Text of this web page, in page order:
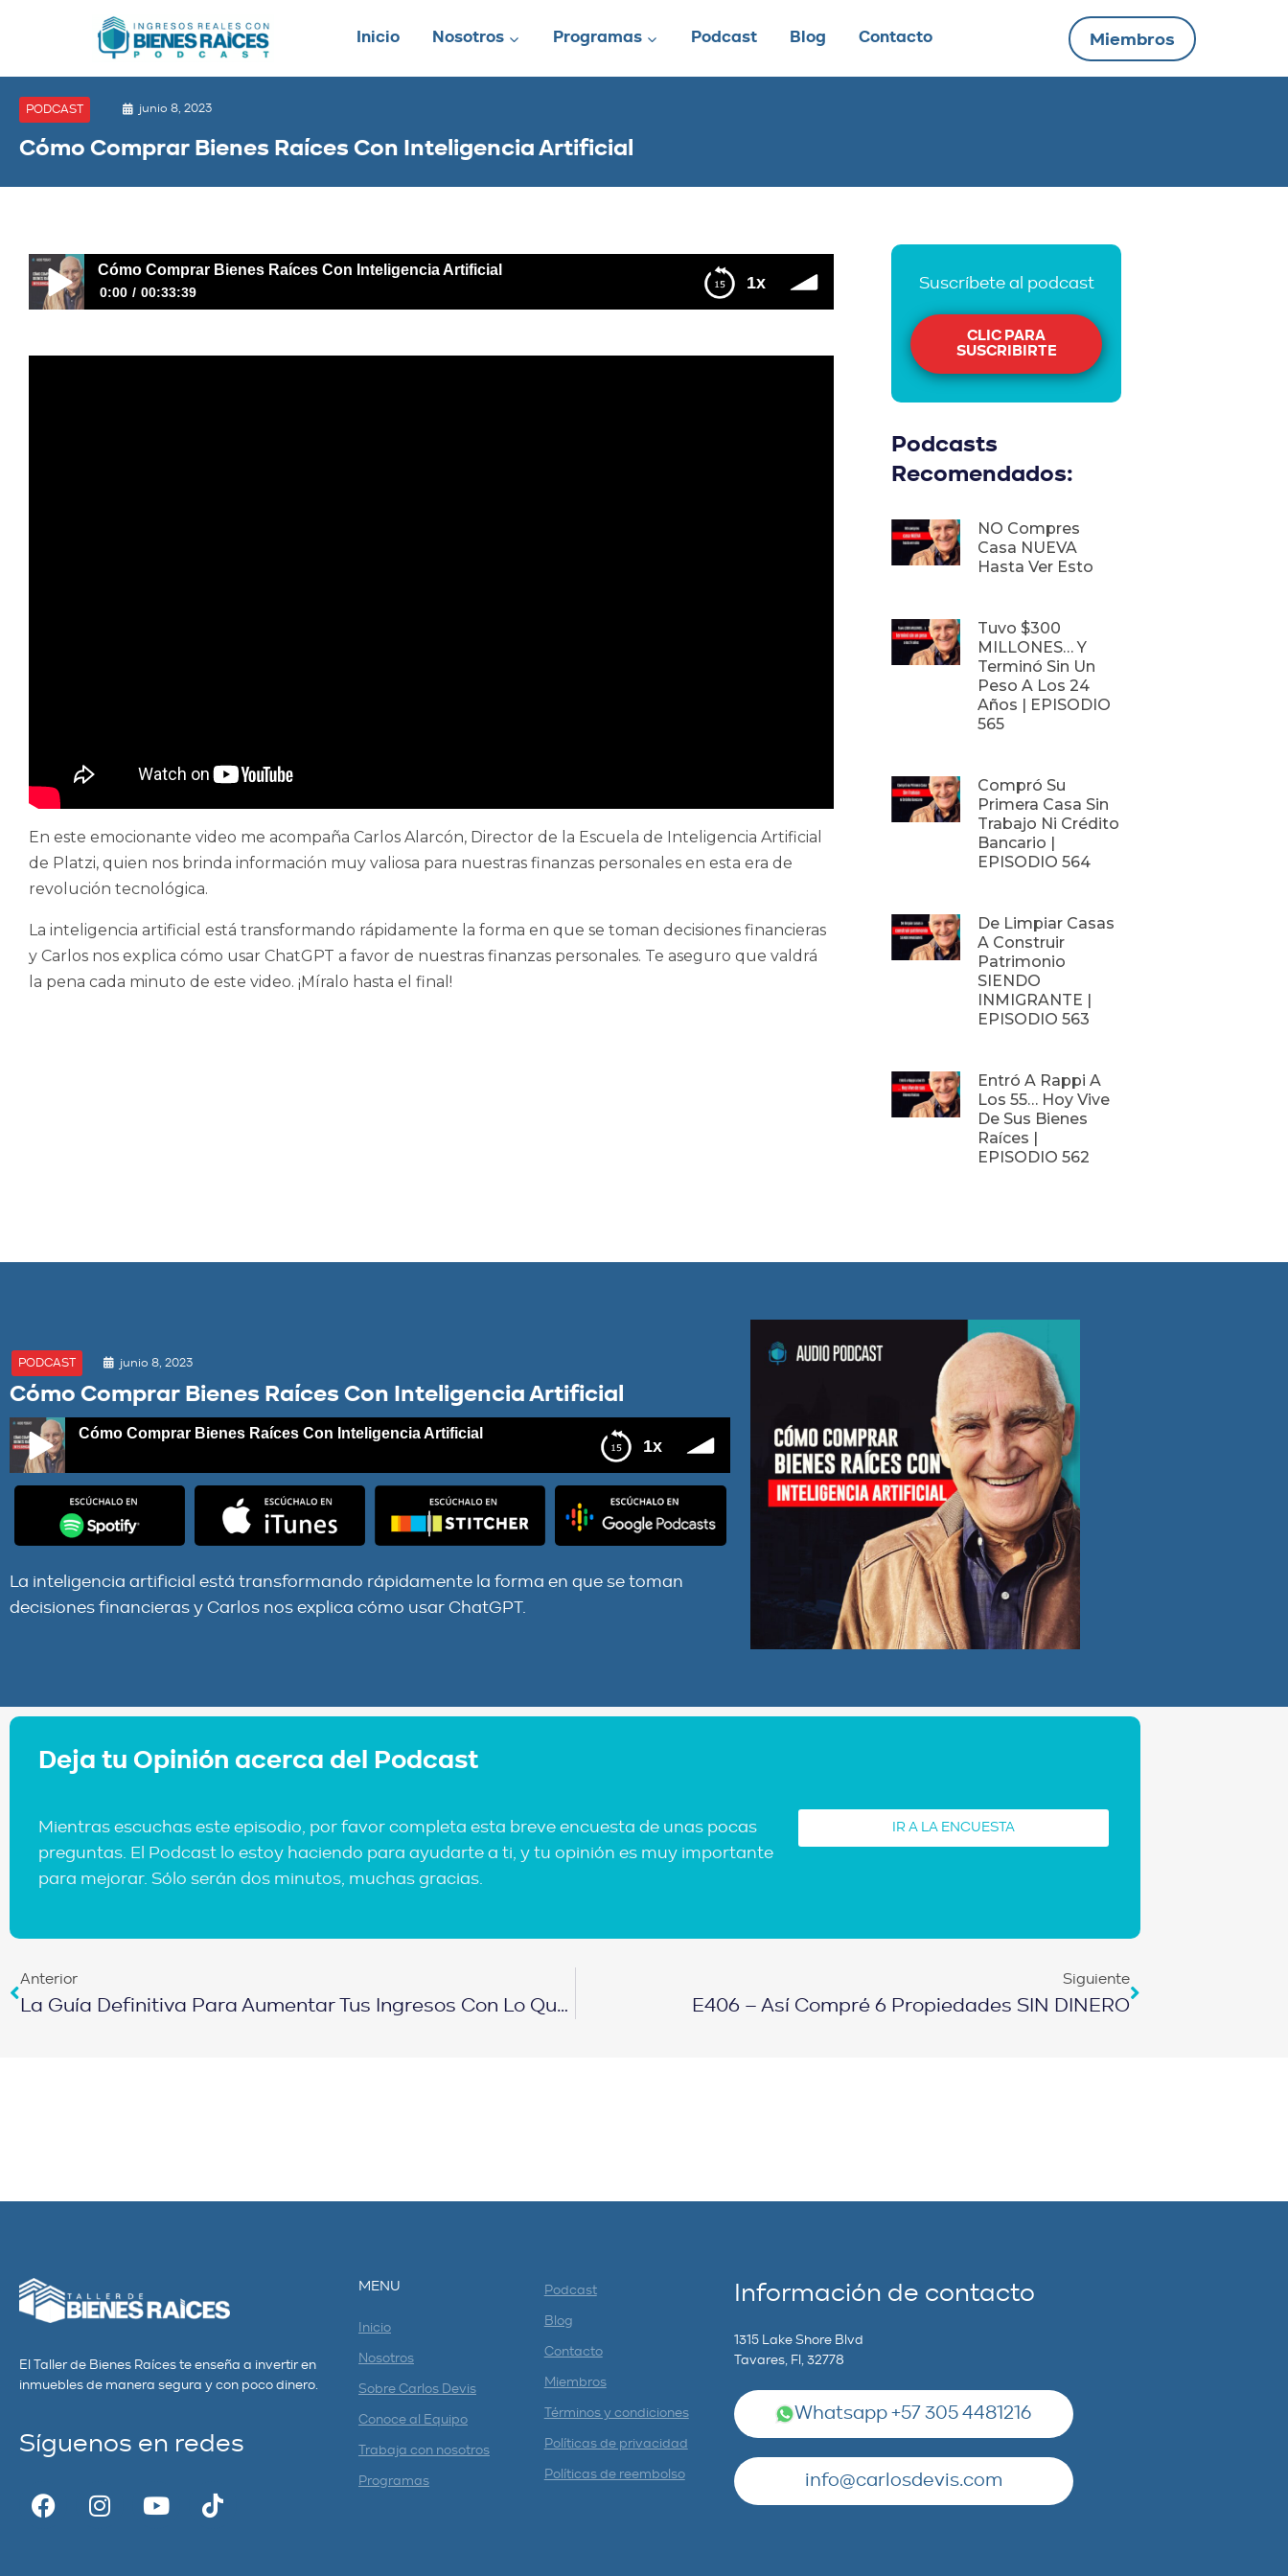
Inicio Nosotros Programas Podcast Blog Contacto Miembros
PODCAST junio 8, 2023
Cómo Comprar Bienes Raíces Con Inteligencia Artificial
1x
Cómo Comprar Bienes Raíces Con Inteligencia Artificial
0:00 00:33:39
En este emocionante video me acompaña Carlos Alarcón, Director de la Escuela de Inteligencia Artificial
de Platzi, quien nos brinda información muy valiosa para nuestras finanzas personales en esta era de
revolución tecnológica.
La inteligencia artificial está transformando rápidamente la forma en que se toman decisiones financieras
y Carlos nos explica cómo usar ChatGPT a favor de nuestras finanzas personales. Te aseguro que valdrá
la pena cada minuto de este video. ¡Míralo hasta el final!
Suscríbete al podcast
CLIC PARA
SUSCRIBIRTE
Podcasts
Recomendados:
NO Compres
Casa NUEVA
Hasta Ver Esto
Tuvo $300
MILLONES… Y
Terminó Sin Un
Peso A Los 24
Años | EPISODIO
565
Compró Su
Primera Casa Sin
Trabajo Ni Crédito
Bancario |
EPISODIO 564
De Limpiar Casas
A Construir
Patrimonio
SIENDO
INMIGRANTE |
EPISODIO 563
Entró A Rappi A
Los 55… Hoy Vive
De Sus Bienes
Raíces |
EPISODIO 562
PODCAST junio 8, 2023
Cómo Comprar Bienes Raíces Con Inteligencia Artificial
1x
Cómo Comprar Bienes Raíces Con Inteligencia Artificial
Cómo Comprar Bienes Raíces Con Inteligencia Artificial
La inteligencia artificial está transformando rápidamente la forma en que se toman
decisiones financieras y Carlos nos explica cómo usar ChatGPT.
Deja tu Opinión acerca del Podcast
Mientras escuchas este episodio, por favor completa esta breve encuesta de unas pocas
preguntas. El Podcast lo estoy haciendo para ayudarte a ti, y tu opinión es muy importante
para mejorar. Sólo serán dos minutos, muchas gracias.
IR A LA ENCUESTA
Anterior
La Guía Definitiva Para Aumentar Tus Ingresos Con Lo Que Tienes
Siguiente
E406 – Así Compré 6 Propiedades SIN DINERO
El Taller de Bienes Raíces te enseña a invertir en
inmuebles de manera segura y con poco dinero.
Síguenos en redes
MENU
Inicio
Nosotros
Sobre Carlos Devis
Conoce al Equipo
Trabaja con nosotros
Programas
Podcast
Blog
Contacto
Miembros
Términos y condiciones
Políticas de privacidad
Políticas de reembolso
Información de contacto
1315 Lake Shore Blvd
Tavares, Fl, 32778
Whatsapp +57 305 4481216
info@carlosdevis.com